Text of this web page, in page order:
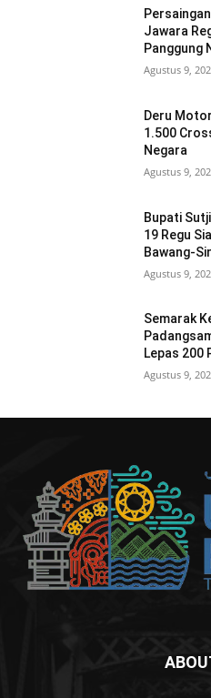
Jawara
Panggung
Agustus 9,
Deru
1.500
Negara
Agustus 9,
Bupati
19 Regu
Bawang-
Agustus 9,
Semarak
Lepas 200
Agustus 9,